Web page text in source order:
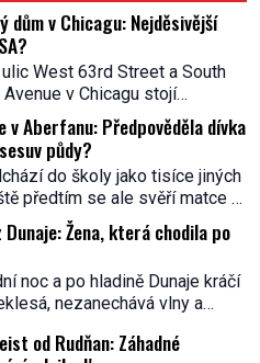
dům v Chicagu: Nejděsivější
ulic West 63rd Street a South
v Chicagu stojí
pošta. Nemá žádný speciální
pamětní desku. A přesto prý
neradi chodí do
tady totiž sídlil sériový
Holmes a také
past na lidi
americké kriminalistiky.
Webster Mudgett (1861–1896)
v Aberfanu: Předpověděla dívka
půdy?
do školy jako tisíce jiných
předtím se ale svěří matce s
snem. Ve škole, kterou dobře
nevidí budovu ani
Místo nich se před ní tyčí
O několik hodin později je
devítiletá Zahlédla vlastní
21. října 1966 se velšská
[…]
Žena, která chodila po
noc a po hladině Dunaje kráčí
nezanechává vlny a
dlažbou. Muž, který ji z
od Rudňan: Záhadné